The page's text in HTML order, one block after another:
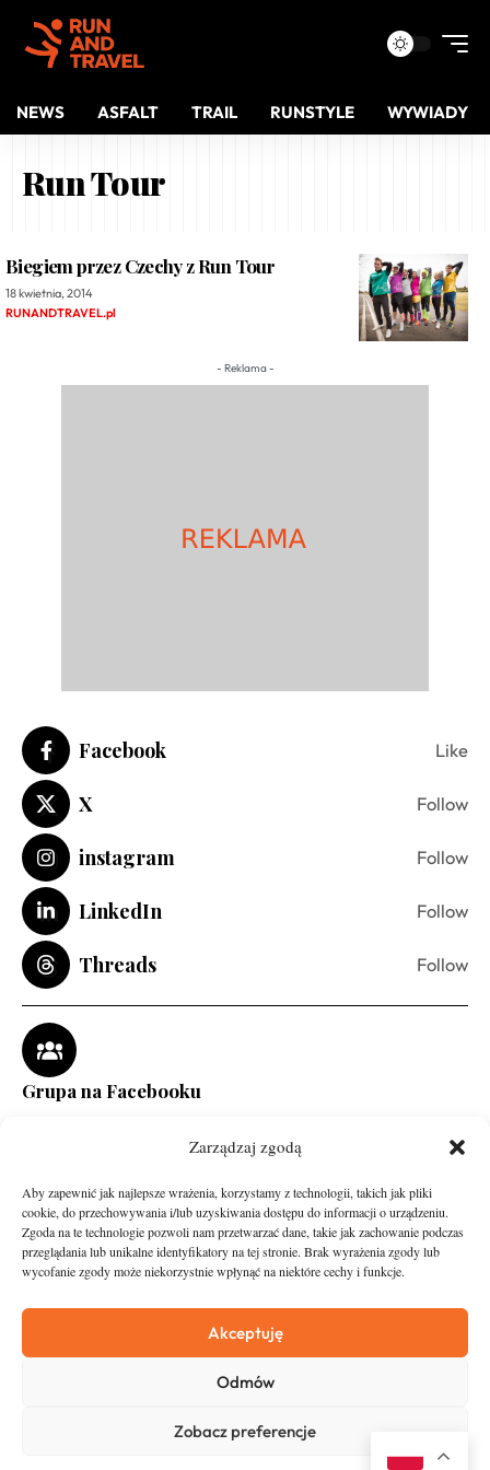
Zarządzaj zgodą
Aby zapewnić jak najlepsze wrażenia, korzystamy z technologii, takich jak pliki
cookie, do przechowywania i/lub uzyskiwania dostępu do informacji o urządzeniu.
Zgoda na te technologie pozwoli nam przetwarzać dane, takie jak zachowanie podczas
przeglądania lub unikalne identyfikatory na tej stronie. Brak wyrażenia zgody lub
wycofanie zgody może niekorzystnie wpłynąć na niektóre cechy i funkcje.
Akceptuję
Odmów
Zobacz preferencje
NEWS ASFALT TRAIL RUNSTYLE WYWIADY
Run Tour
Biegiem przez Czechy z Run Tour
18 kwietnia, 2014
RUNANDTRAVEL.pl
- Reklama -
Facebook Like
X Follow
instagram Follow
LinkedIn Follow
Threads Follow
Grupa na Facebooku
Asfalt
O nas
Zostań Patronem
Kontakt